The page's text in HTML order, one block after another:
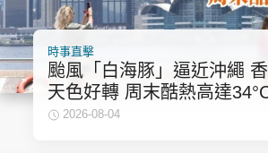
時事直擊
颱風「白海豚」逼近沖繩
天色好轉 周末酷熱高達
2026-08-04